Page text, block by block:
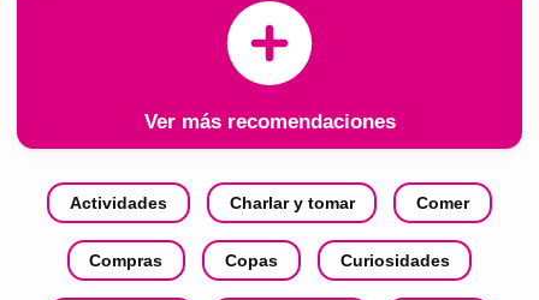
Ver más recomendaciones
Actividades Charlar y tomar Comer
Compras Copas Curiosidades